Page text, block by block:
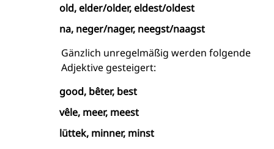
old, elder/older, eldest/oldest
na, neger/nager, neegst/naagst
Gänzlich unregelmäßig werden folgende
Adjektive gesteigert:
good, bêter, best
vêle, meer, meest
lüttek, minner, minst